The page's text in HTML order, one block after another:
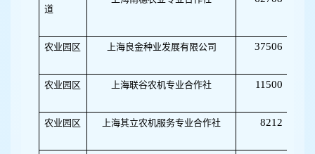
道
农业园区 上海良金种业发展有限公司 37506
农业园区 上海联谷农机专业合作社 11500
农业园区 上海其立农机服务专业合作社 8212